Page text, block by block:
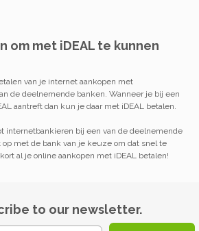
om met iDEAL te kunnen
van je internet aankopen met
de deelnemende banken. Wanneer je bij een
aantreft dan kun je daar met iDEAL betalen.
internetbankieren bij een van de deelnemende
op met de bank van je keuze om dat snel te
al je online aankopen met iDEAL betalen!
to our newsletter.